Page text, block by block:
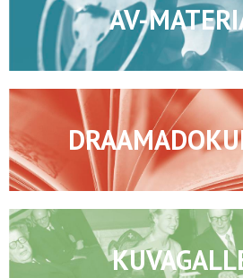
AV-